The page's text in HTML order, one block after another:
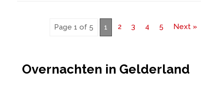
Page 1 of 5 1 2 3 4 5 Next »
Overnachten in Gelderland